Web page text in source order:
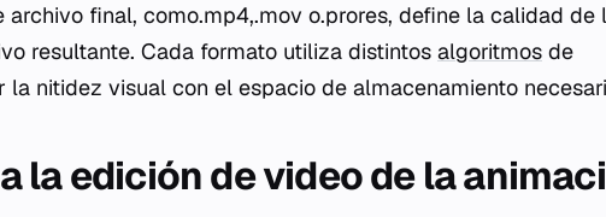
final, como.mp4,.mov o.prores, define la calidad de
resultante. Cada formato utiliza distintos algoritmos de
nitidez visual con el espacio de almacenamiento
la edición de video de la